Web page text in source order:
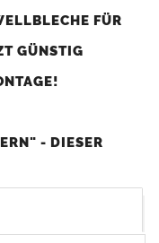
FÜR
GÜNSTIG
- DIESER
GUTES PREIS-